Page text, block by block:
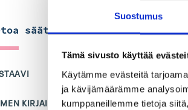
Suostumus
Tämä sivusto käyttää
Käytämme evästeitä
ja kävijämäärämme
kumppaneillemme tietoja
säätiöstä
KIRJAINSTITUUTTI
Katso